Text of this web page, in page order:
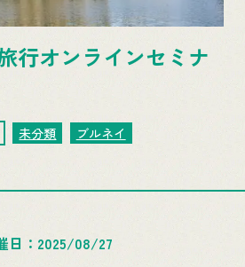
行オンラインセミナ
未分類 ブルネイ
日 2025/08/27